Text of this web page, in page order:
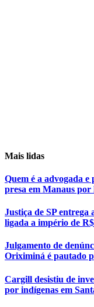
Mais lidas
Quem é a advogada
presa em Manaus
Justiça de SP entrega
ligada a império de
Julgamento de
Oriximiná é pautado
Cargill desistiu de
por indígenas em